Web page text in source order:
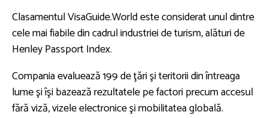
Clasamentul VisaGuide.World este considerat unul dintre
cele mai fiabile din cadrul industriei de turism, alături de
Henley Passport Index.
Compania evaluează 199 de ţări şi teritorii din întreaga
lume şi îşi bazează rezultatele pe factori precum accesul
fără viză, vizele electronice şi mobilitatea globală.